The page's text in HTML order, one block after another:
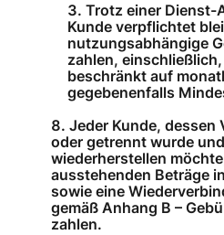
Trotz einer Dienst-
Kunde verpflichtet
nutzungsabhängige
zahlen,
beschränkt auf
gegebenenfalls
Jeder Kunde, dessen
oder getrennt wurde
wiederherstellen
ausstehenden Beträge
sowie eine
gemäß Anhang B –
zahlen.